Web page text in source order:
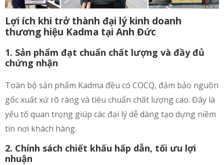
Lợi ích khi trở thành đại lý kinh doanh
thương hiệu Kadma tại Anh Đức
1. Sản phẩm đạt chuẩn chất lượng và đầy đủ
chứng nhận
Toàn bộ sản phẩm Kadma đều có COCQ, đảm bảo nguồn
gốc xuất xứ rõ ràng và tiêu chuẩn chất lượng cao. Đây là
yếu tố quan trọng giúp các đại lý dễ dàng tạo dựng niềm
tin nơi khách hàng.
2. Chính sách chiết khấu hấp dẫn, tối ưu lợi
nhuận